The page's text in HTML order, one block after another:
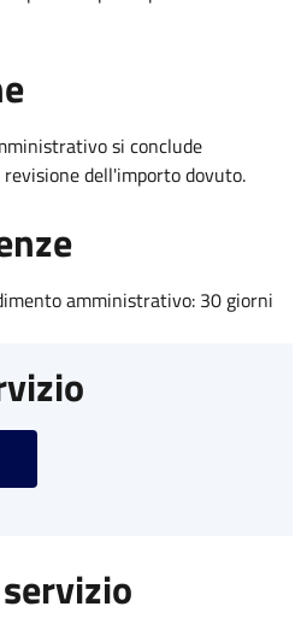
si conclude
dell'importo dovuto.
amministrativo: 30 giorni